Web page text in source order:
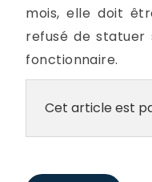
mois, elle doit
refusé de statuer
fonctionnaire.
Cet article est